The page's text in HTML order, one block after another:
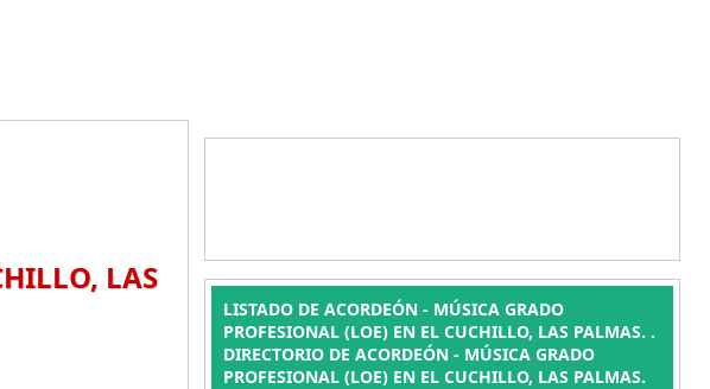
LAS
LISTADO DE ACORDEÓN - MÚSICA GRADO
PROFESIONAL (LOE) EN EL CUCHILLO, LAS PALMAS. .
DIRECTORIO DE ACORDEÓN - MÚSICA GRADO
PROFESIONAL (LOE) EN EL CUCHILLO, LAS PALMAS.